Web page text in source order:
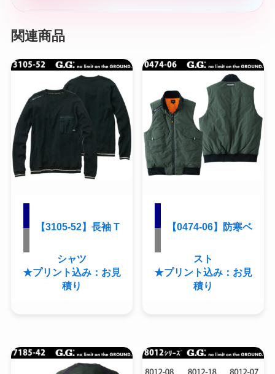
関連商品
【3105-52】長袖 T
シャツ
★プリント込み：お見
積り
【0474-06】防寒ベ
スト
★プリント込み：お見
積り